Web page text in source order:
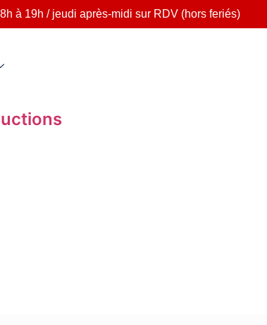
à 19h / jeudi après-midi sur RDV (hors feriés)